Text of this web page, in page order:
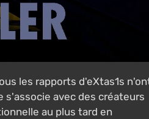
les rapports d'eXtas1s
s'associe avec des créateurs
au plus tard en